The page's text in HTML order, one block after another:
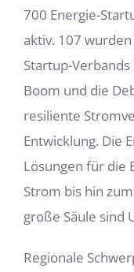
700 Energie-
aktiv. 107
Startup-
Boom und die
resiliente
Entwicklung. Die
Lösungen für die
Strom bis hin
große Säule sind
Regionale